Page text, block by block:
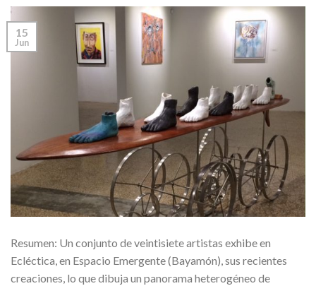
15
Jun
Resumen: Un conjunto de veintisiete artistas exhibe en
Ecléctica, en Espacio Emergente (Bayamón), sus recientes
creaciones, lo que dibuja un panorama heterogéneo de